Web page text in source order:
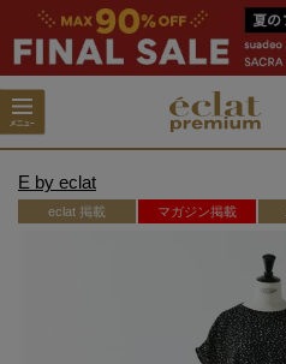
E by eclat
eclat 掲載 マガジン掲載